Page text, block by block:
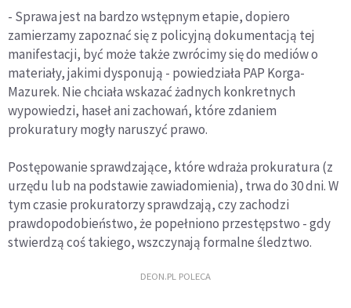
- Sprawa jest na bardzo wstępnym etapie, dopiero
zamierzamy zapoznać się z policyjną dokumentacją tej
manifestacji, być może także zwrócimy się do mediów o
materiały, jakimi dysponują - powiedziała PAP Korga-
Mazurek. Nie chciała wskazać żadnych konkretnych
wypowiedzi, haseł ani zachowań, które zdaniem
prokuratury mogły naruszyć prawo.
Postępowanie sprawdzające, które wdraża prokuratura (z
urzędu lub na podstawie zawiadomienia), trwa do 30 dni. W
tym czasie prokuratorzy sprawdzają, czy zachodzi
prawdopodobieństwo, że popełniono przestępstwo - gdy
stwierdzą coś takiego, wszczynają formalne śledztwo.
DEON.PL POLECA